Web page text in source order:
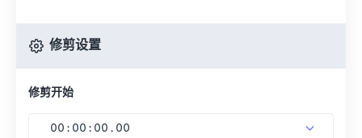
修剪设置
修剪开始
00 : 00 : 00 . 00